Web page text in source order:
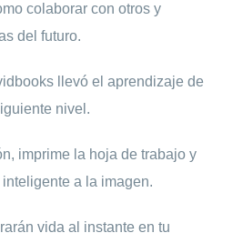
colaborar con otros y
del futuro.
llevó el aprendizaje de
nivel.
imprime la hoja de trabajo y
a la imagen.
vida al instante en tu